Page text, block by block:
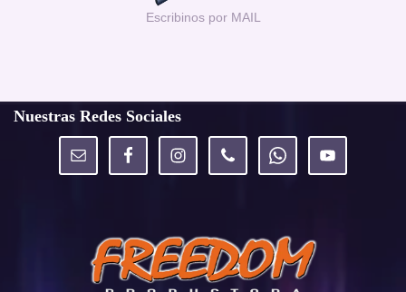
Escribinos por MAIL
Nuestras Redes Sociales